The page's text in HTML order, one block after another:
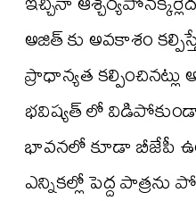
అజిత్ కు అవకాశం
ప్రాధాన్యత
భవిష్యత్ లో విడిపోకుండా
భావనలో కూడా బీజేపీ
ఎన్నికల్లో పెద్ద